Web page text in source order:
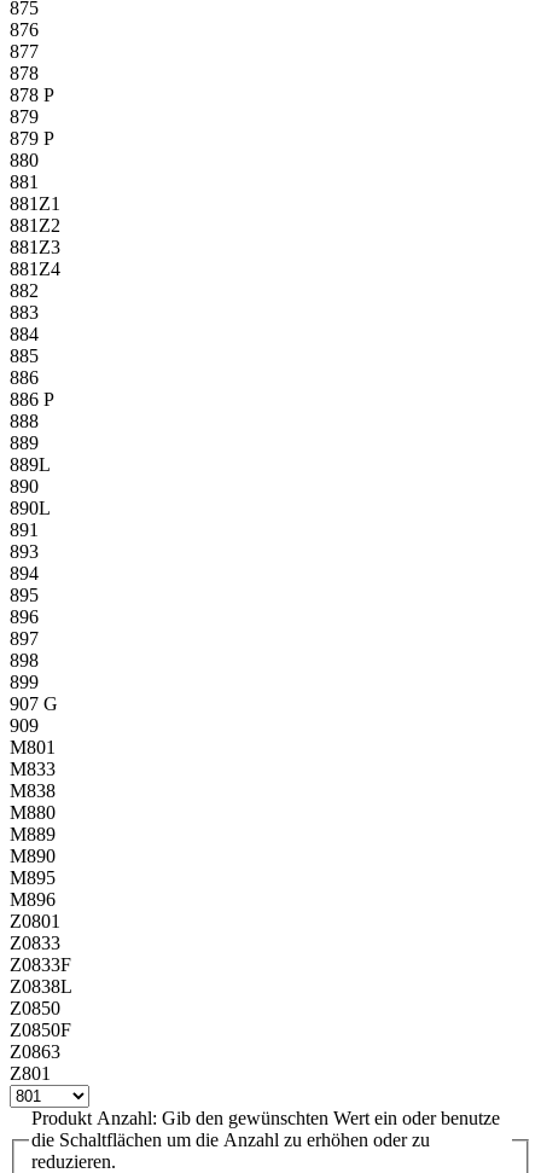
875
876
877
878
878 P
879
879 P
880
881
881Z1
881Z2
881Z3
881Z4
882
883
884
885
886
886 P
888
889
889L
890
890L
891
893
894
895
896
897
898
899
907 G
909
M801
M833
M838
M880
M889
M890
M895
M896
Z0801
Z0833
Z0833F
Z0838L
Z0850
Z0850F
Z0863
Z801
Produkt Anzahl: Gib den gewünschten Wert ein oder benutze
die Schaltflächen um die Anzahl zu erhöhen oder zu
reduzieren.